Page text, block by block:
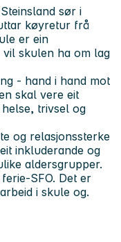
sør i
køyretur frå
er ein
skulen ha om lag
- hand i hand mot
skal vere eit
trivsel og
og relasjonssterke
inkluderande og
aldersgrupper.
SFO. Det er
i skule og.